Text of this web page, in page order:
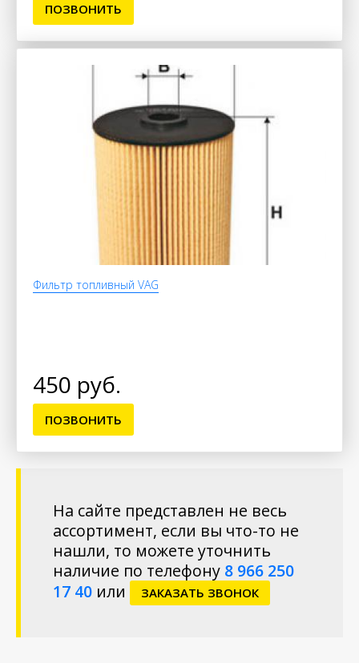
ПОЗВОНИТЬ
Фильтр топливный VAG
450 руб.
ПОЗВОНИТЬ
На сайте представлен не весь
ассортимент, если вы что-то не
нашли, то можете уточнить
наличие по телефону 8 966 250
17 40 или ЗАКАЗАТЬ ЗВОНОК